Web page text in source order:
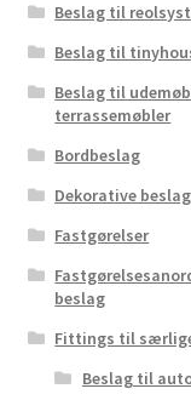
Beslag til
Beslag til
Beslag til
terrassemøbler
Bordbeslag
Dekorative beslag
Fastgørelser
beslag
Fittings til
Beslag til